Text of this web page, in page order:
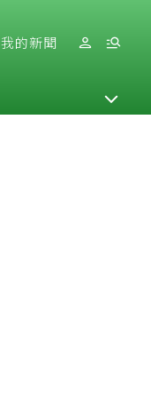
我的新聞